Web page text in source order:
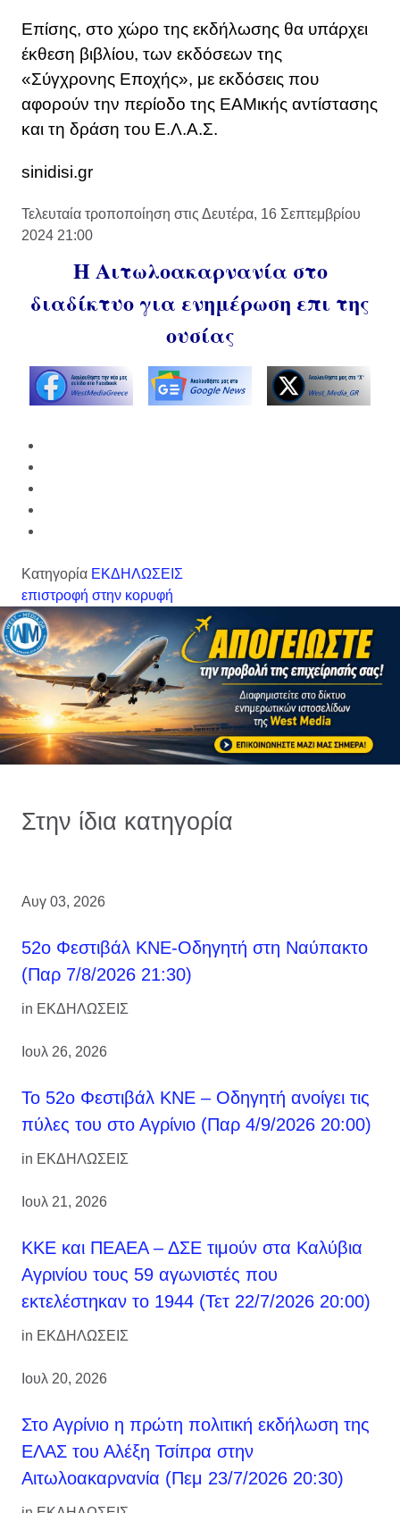
Επίσης, στο χώρο της εκδήλωσης θα υπάρχει
έκθεση βιβλίου, των εκδόσεων της
«Σύγχρονης Εποχής», με εκδόσεις που
αφορούν την περίοδο της ΕΑΜικής αντίστασης
και τη δράση του Ε.Λ.Α.Σ.
sinidisi.gr
Τελευταία τροποποίηση στις Δευτέρα, 16 Σεπτεμβρίου
2024 21:00
Η Αιτωλοακαρνανία στο
διαδίκτυο για ενημέρωση επι της
ουσίας
Κατηγορία ΕΚΔΗΛΩΣΕΙΣ
επιστροφή στην κορυφή
Στην ίδια κατηγορία
Αυγ 03, 2026
52ο Φεστιβάλ ΚΝΕ-Οδηγητή στη Ναύπακτο
(Παρ 7/8/2026 21:30)
in ΕΚΔΗΛΩΣΕΙΣ
Ιουλ 26, 2026
Το 52ο Φεστιβάλ ΚΝΕ – Οδηγητή ανοίγει τις
πύλες του στο Αγρίνιο (Παρ 4/9/2026 20:00)
in ΕΚΔΗΛΩΣΕΙΣ
Ιουλ 21, 2026
ΚΚΕ και ΠΕΑΕΑ – ΔΣΕ τιμούν στα Καλύβια
Αγρινίου τους 59 αγωνιστές που
εκτελέστηκαν το 1944 (Τετ 22/7/2026 20:00)
in ΕΚΔΗΛΩΣΕΙΣ
Ιουλ 20, 2026
Στο Αγρίνιο η πρώτη πολιτική εκδήλωση της
ΕΛΑΣ του Αλέξη Τσίπρα στην
Αιτωλοακαρνανία (Πεμ 23/7/2026 20:30)